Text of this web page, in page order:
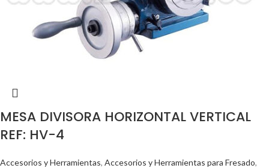
MESA DIVISORA HORIZONTAL VERTICAL
REF: HV-4
Accesorios y Herramientas, Accesorios y Herramientas para Fresado,